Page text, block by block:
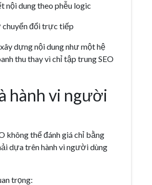
nội dung theo phễu logic
đổi trực tiếp
dựng nội dung như một hệ
thu thay vì chỉ tập trung SEO
hành vi người
không thể đánh giá chỉ bằng
dựa trên hành vi người dùng
trọng: